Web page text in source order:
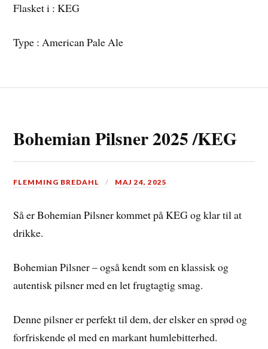
Flasket i : KEG
Type : American Pale Ale
Bohemian Pilsner 2025 /KEG
FLEMMING BREDAHL MAJ 24, 2025
Så er Bohemian Pilsner kommet på KEG og klar til at
drikke.
Bohemian Pilsner – også kendt som en klassisk og
autentisk pilsner med en let frugtagtig smag.
Denne pilsner er perfekt til dem, der elsker en sprød og
forfriskende øl med en markant humlebitterhed.